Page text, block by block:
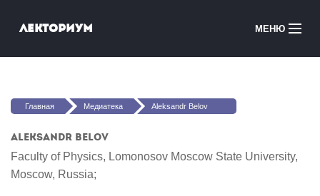
Лекториум МЕНЮ
Медиатека
Courses in English
Вы здесь
Главная Медиатека Aleksandr Belov
Aleksandr Belov
Faculty of Physics, Lomonosov Moscow State University,
Moscow, Russia;